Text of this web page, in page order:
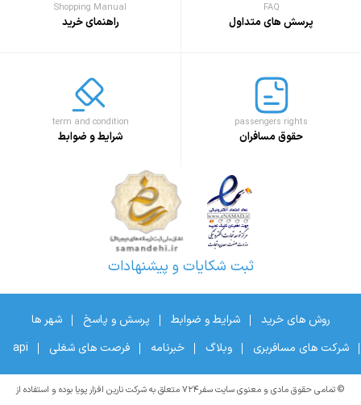
FAQ
پرسش های متداول
Shopping Manual
راهنمای خرید
passengers rights
حقوق مسافران
term and condition
شرایط و ضوابط
ثبت شکایات و پیشنهادات
روش های خرید شرایط و ضوابط پرسش و پاسخ
شهر ها
شرکت های مسافربری
وبلاگ خبرنامه فرصت های شغلی api
© تمامی حقوق مادی و معنوی سایت سفر۷۲۴ متعلق به شرکت نارین افزار پویا بوده و استفاده از